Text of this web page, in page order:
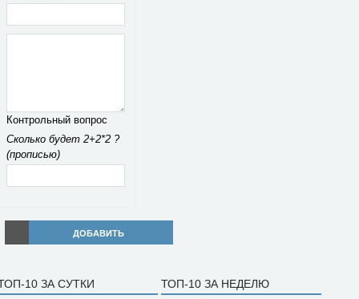
Контрольный вопрос
Сколько будет 2+2*2 ?
(прописью)
ДОБАВИТЬ
10 ЗА СУТКИ
ТОП-10 ЗА НЕДЕЛЮ